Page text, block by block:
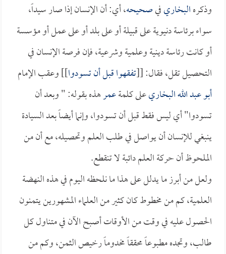
وذكرهالبخاريفيصحيحه، أي: أن الإنسان إذا صار سيداً،
سواء برئاسة دنيوية على قبيلة أو على بلد أو على عمل أو مؤسسة
أو كانت رئاسة دينية وعلمية وشرعية، فإن فرصة الإنسان في
التحصيل تقل، فقال: [[تفقهوا قبل أن تسودوا]] وعقب الإمام
أبو عبد الله البخاريعلى كلمةعمرهذه بقوله: " وبعد أن
تسودوا" أي ليس فقط قبل أن تسودوا، وإنما أيضاً بعد السيادة
ينبغي للإنسان أن يواصل في طلب العلم وتحصيله، مع أن من
الملحوظ أن حركة العلم دائبة لا تنقطع.
ولعل من أبرز ما يدلل على هذا ما نلحظه اليوم في هذه النهضة
العلمية، كم من مخطوط كان كثير من العلماء المشهورين يتمنون
الحصول عليه في وقت من الأوقات أصبح الآن في متناول كل
طالب، وتجده مطبوعاً محققاً مخدوماً رخيص الثمن، وكم من